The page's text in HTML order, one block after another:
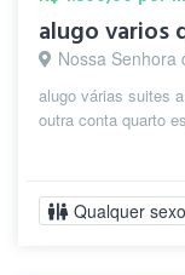
alugo varios
Nossa Senhora
alugo várias suites
outra conta quarto
Qualquer sexo